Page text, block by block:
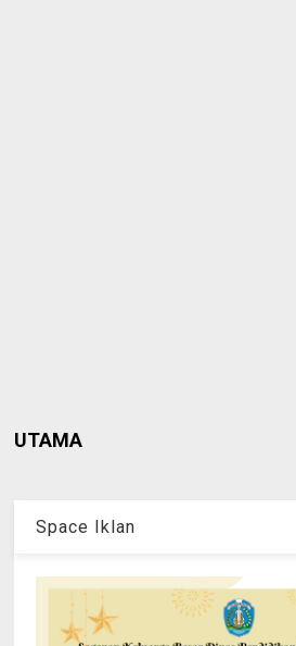
UTAMA
Space Iklan